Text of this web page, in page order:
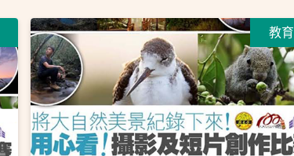
教育